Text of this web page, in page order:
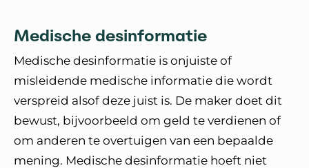
Medische desinformatie
Medische desinformatie is onjuiste of
misleidende medische informatie die wordt
verspreid alsof deze juist is. De maker doet dit
bewust, bijvoorbeeld om geld te verdienen of
om anderen te overtuigen van een bepaalde
mening. Medische desinformatie hoeft niet